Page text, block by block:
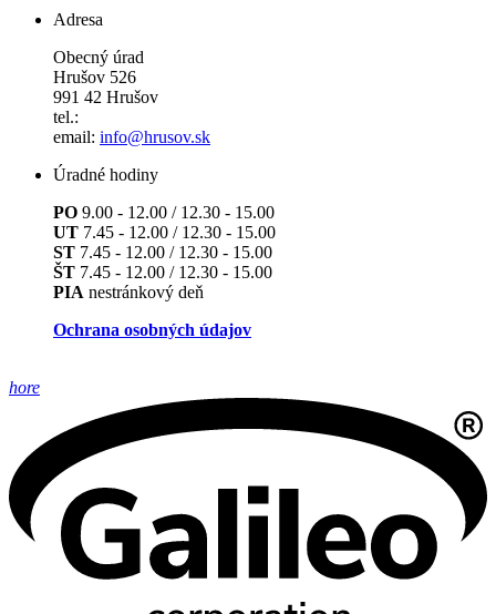
Adresa
Obecný úrad
Hrušov 526
991 42 Hrušov
tel.:
email: info@hrusov.sk
Úradné hodiny
PO 9.00 - 12.00 / 12.30 - 15.00
UT 7.45 - 12.00 / 12.30 - 15.00
ST 7.45 - 12.00 / 12.30 - 15.00
ŠT 7.45 - 12.00 / 12.30 - 15.00
PIA nestránkový deň
Ochrana osobných údajov
hore